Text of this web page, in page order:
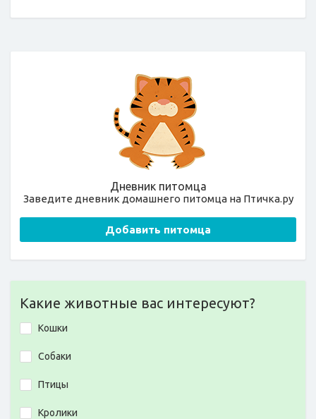
Дневник питомца
Заведите дневник домашнего питомца на Птичка.ру
Добавить питомца
Какие животные вас интересуют?
Кошки
Собаки
Птицы
Кролики